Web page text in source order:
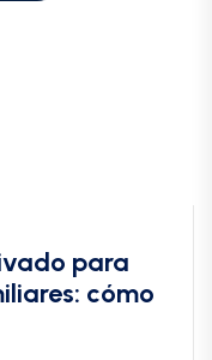
para
cómo